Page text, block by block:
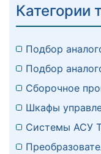
Категории
Подбор
Подбор
Сборочное
Шкафы
Системы АСУ